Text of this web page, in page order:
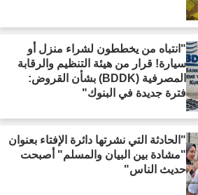
"انتباه من يخططون لشراء منزل أو
سيارة! قرار من هيئة التنظيم والرقابة
المصرفية (BDDK) بشأن القروض:
فترة جديدة في البنوك"
"الحادثة التي نشرتها دائرة الإفتاء بعنوان
"مشادة بين البيان والمسلم" أصبحت
حديث الناس"